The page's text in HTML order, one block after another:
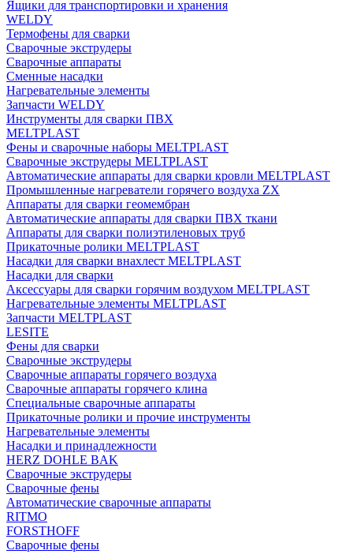
Ящики для транспортировки и хранения
WELDY
Термофены для сварки
Сварочные экструдеры
Сварочные аппараты
Сменные насадки
Нагревательные элементы
Запчасти WELDY
Инструменты для сварки ПВХ
MELTPLAST
Фены и сварочные наборы MELTPLAST
Сварочные экструдеры MELTPLAST
Автоматические аппараты для сварки кровли MELTPLAST
Промышленные нагреватели горячего воздуха ZX
Аппараты для сварки геомембран
Автоматические аппараты для сварки ПВХ ткани
Аппараты для сварки полиэтиленовых труб
Прикаточные ролики MELTPLAST
Насадки для сварки внахлест MELTPLAST
Насадки для сварки
Аксессуары для сварки горячим воздухом MELTPLAST
Нагревательные элементы MELTPLAST
Запчасти MELTPLAST
LESITE
Фены для сварки
Сварочные экструдеры
Сварочные аппараты горячего воздуха
Сварочные аппараты горячего клина
Специальные сварочные аппараты
Прикаточные ролики и прочие инструменты
Нагревательные элементы
Насадки и принадлежности
HERZ DOHLE BAK
Сварочные экструдеры
Сварочные фены
Автоматические сварочные аппараты
RITMO
FORSTHOFF
Сварочные фены